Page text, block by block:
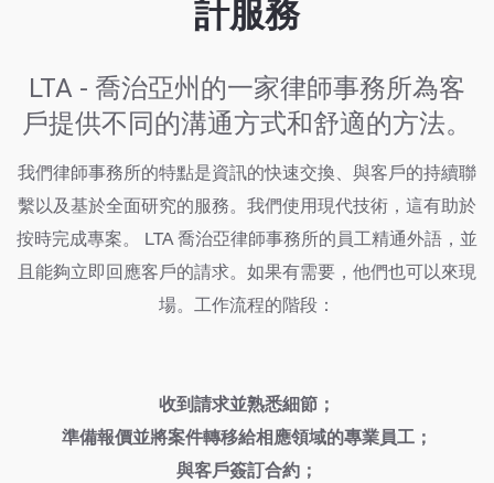
計服務
LTA - 喬治亞州的一家律師事務所為客
戶提供不同的溝通方式和舒適的方法。
我們律師事務所的特點是資訊的快速交換、與客戶的持續聯
繫以及基於全面研究的服務。我們使用現代技術，這有助於
按時完成專案。 LTA 喬治亞律師事務所的員工精通外語，並
且能夠立即回應客戶的請求。如果有需要，他們也可以來現
場。工作流程的階段：
收到請求並熟悉細節；
準備報價並將案件轉移給相應領域的專業員工；
與客戶簽訂合約；